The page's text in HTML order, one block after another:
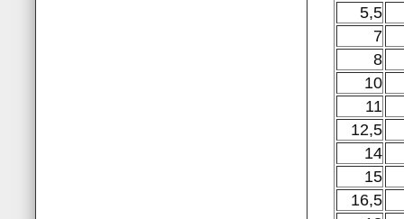
5,5
7
8
10
11
12,5
14
15
16,5